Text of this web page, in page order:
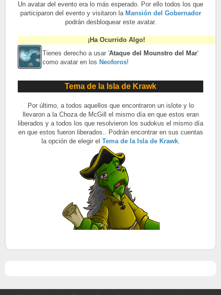
Un avatar del evento era lo más esperado. Por ello todos los que
participaron del evento y visitaron la Mansión del Gobernador
podrán desbloquear este avatar.
¡Ha Ocurrido Algo!
Tienes derecho a usar 'Ataque del Mounstro del Mar'
como avatar en los Neoforos!
Tema de la Isla de Krawk
Por último, a todos aquellos que encontraron un islote y lo
llevaron a la Choza de McGill el mismo día en que estos eran
liberados y a todos los que resolvieron los sudokus el mismo día
en que estos fueron liberados.. Podrán encontrar en sus cuentas
la opción de elegir el Tema de la Isla de Krawk.